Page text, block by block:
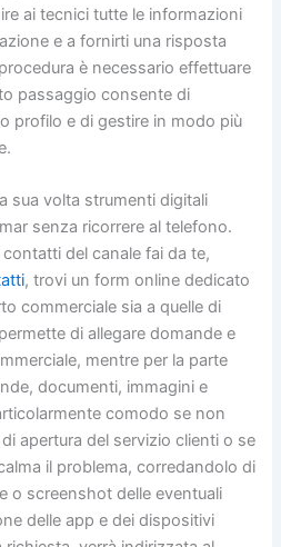
ai tecnici tutte le informazioni
e a fornirti una risposta
è necessario effettuare
passaggio consente di
profilo e di gestire in modo più
sua volta strumenti digitali
senza ricorrere al telefono.
del canale fai da te,
, trovi un form online dedicato
commerciale sia a quelle di
di allegare domande e
mentre per la parte
documenti, immagini e
comodo se non
apertura del servizio clienti o se
il problema, corredandolo di
o screenshot delle eventuali
delle app e dei dispositivi